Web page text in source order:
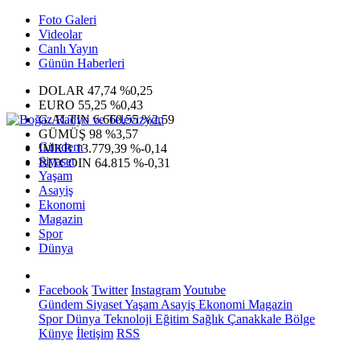
Foto Galeri
Videolar
Canlı Yayın
Günün Haberleri
DOLAR 47,74 %0,25
EURO 55,25 %0,43
G.ALTIN6.660,55 %2,59
GÜMÜŞ 98 %3,57
IMKB13.779,39 %-0,14
BITCOIN 64.815 %-0,31
Gündem
Siyaset
Yaşam
Asayiş
Ekonomi
Magazin
Spor
Dünya
Facebook Twitter InstagramYoutube
Gündem SiyasetYaşam Asayiş Ekonomi Magazin
SporDünya Teknoloji Eğitim Sağlık Çanakkale Bölge
Künye İletişim RSS